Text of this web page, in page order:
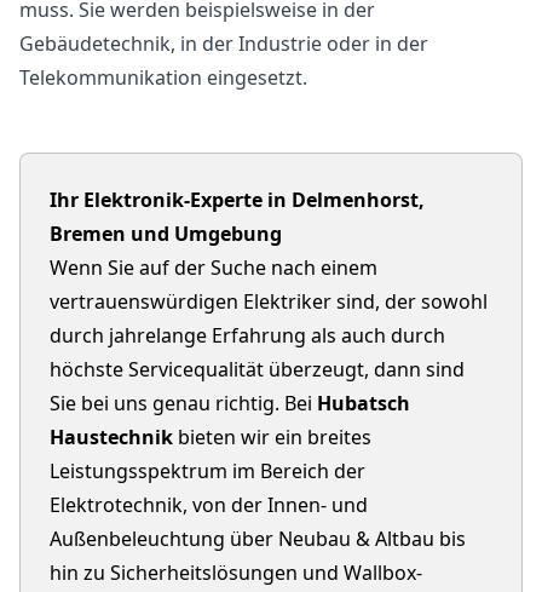
muss. Sie werden beispielsweise in der
Gebäudetechnik, in der Industrie oder in der
Telekommunikation eingesetzt.
Ihr Elektronik-Experte in Delmenhorst,
Bremen und Umgebung
Wenn Sie auf der Suche nach einem
vertrauenswürdigen Elektriker sind, der sowohl
durch jahrelange Erfahrung als auch durch
höchste Servicequalität überzeugt, dann sind
Sie bei uns genau richtig. Bei Hubatsch
Haustechnik bieten wir ein breites
Leistungsspektrum im Bereich der
Elektrotechnik, von der Innen- und
Außenbeleuchtung über Neubau & Altbau bis
hin zu Sicherheitslösungen und Wallbox-